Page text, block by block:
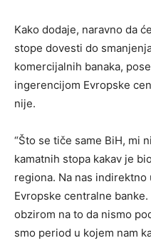
Kako dodaje, naravno da
stope dovesti do
komercijalnih banaka,
ingerencijom Evropske
nije.
“Što se tiče same BiH, mi
kamatnih stopa kakav je
regiona. Na nas
Evropske centralne
obzirom na to da nismo
smo period u kojem nam